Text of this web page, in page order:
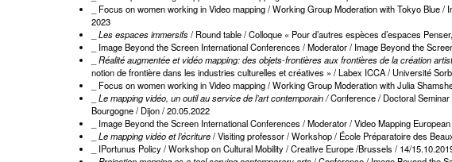
_ Focus on women working in Video mapping / Working Group Moderation with Tokyo
2023
_Les espaces immersifs/ Round table / Colloque « Pour d’autres espèces d’espaces
_ Image Beyond the Screen International Conferences / Moderator / Image Beyond the
_Réalité augmentée et vidéo mapping: des objets-frontières aux frontières de la création
notion de frontière dans les industries culturelles et créatives » / Labex ICCA / Université
_ Focus on women working in Video mapping / Working Group Moderation with Julia
_Le mapping vidéo, un outil au service de l’art contemporain /Conference / Doctoral
Bourgogne / Dijon / 20.05.2022
_ Image Beyond the Screen International Conferences / Moderator / Video Mapping
_Le mapping vidéo et l’écriture/ Visiting professor / Workshop / École Préparatoire des
_ IPortunus Policy / Workshop on Cultural Mobility / Creative Europe /Brussels / 14/